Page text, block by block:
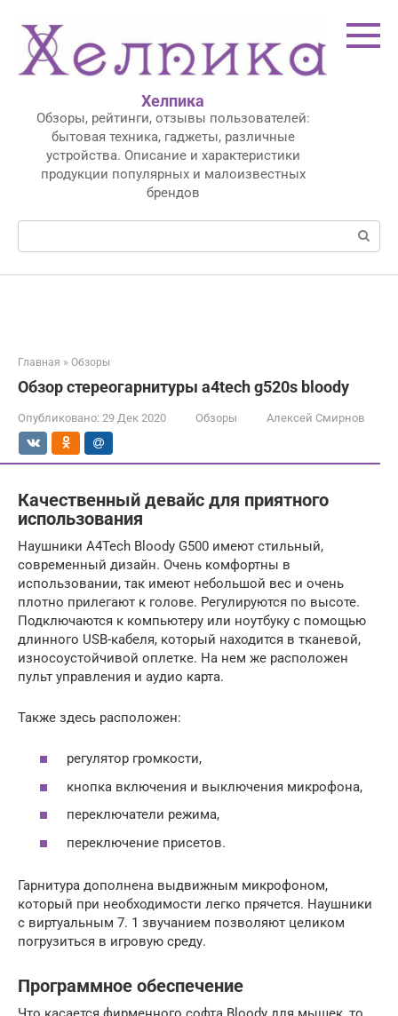
контенту
Хелпика
Обзоры, рейтинги, отзывы пользователей:
бытовая техника, гаджеты, различные
устройства. Описание и характеристики
продукции популярных и малоизвестных
брендов
Поиск:
Главная » Обзоры
Обзор стереогарнитуры a4tech g520s bloody
Опубликовано: 29 Дек 2020 Обзоры Алексей Смирнов
Качественный девайс для приятного
использования
Наушники A4Tech Bloody G500 имеют стильный,
современный дизайн. Очень комфортны в
использовании, так имеют небольшой вес и очень
плотно прилегают к голове. Регулируются по высоте.
Подключаются к компьютеру или ноутбуку с помощью
длинного USB-кабеля, который находится в тканевой,
износоустойчивой оплетке. На нем же расположен
пульт управления и аудио карта.
Также здесь расположен:
регулятор громкости,
кнопка включения и выключения микрофона,
переключатели режима,
переключение присетов.
Гарнитура дополнена выдвижным микрофоном,
который при необходимости легко прячется. Наушники
с виртуальным 7. 1 звучанием позволяют целиком
погрузиться в игровую среду.
Программное обеспечение